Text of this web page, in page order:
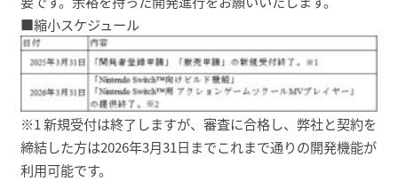
■縮小スケジュール
※1 新規受付は終了しますが、審査に合格し、弊社と契約を
締結した方は2026年3月31日までこれまで通りの開発機能が
利用可能です。